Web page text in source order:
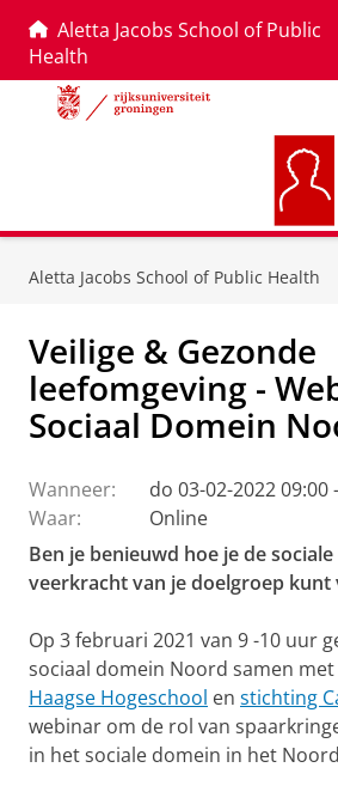
Aletta Jacobs School of Public
Health
Aletta Jacobs School of Public Health
Veilige & Gezonde
leefomgeving -
Sociaal Domein
Wanneer:
do 03-02-2022 09:00
Waar:
Online
Ben je benieuwd hoe je de
veerkracht van je doelgroep kunt
Op 3 februari 2021 van 9 -10 uur
sociaal domein Noord samen met
Haagse Hogeschool en stichting
webinar om de rol van
in het sociale domein in het